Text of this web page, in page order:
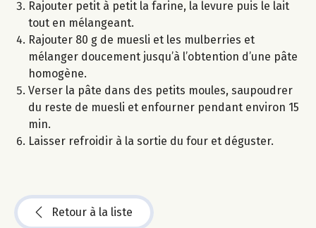
Rajouter petit à petit la farine, la levure puis le lait
tout en mélangeant.
Rajouter 80 g de muesli et les mulberries et
mélanger doucement jusqu’à l’obtention d’une pâte
homogène.
Verser la pâte dans des petits moules, saupoudrer
du reste de muesli et enfourner pendant environ 15
min.
Laisser refroidir à la sortie du four et déguster.
Retour à la liste